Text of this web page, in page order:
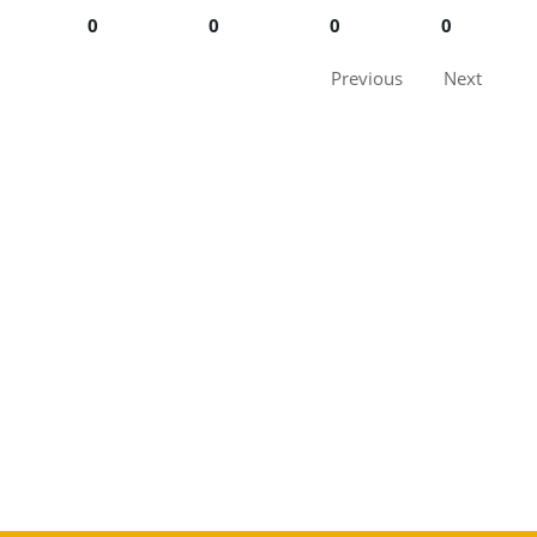
0 0 0 0
Previous
Next